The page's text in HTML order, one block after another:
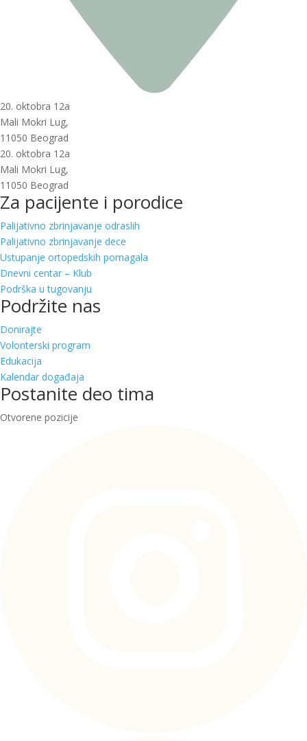
20. oktobra 12a
Mali Mokri Lug,
11050 Beograd
20. oktobra 12a
Mali Mokri Lug,
11050 Beograd
Za pacijente i porodice
Palijativno zbrinjavanje odraslih
Palijativno zbrinjavanje dece
Ustupanje ortopedskih pomagala
Dnevni centar – Klub
Podrška u tugovanju
Podržite nas
Donirajte
Volonterski program
Edukacija
Kalendar događaja
Postanite deo tima
Otvorene pozicije